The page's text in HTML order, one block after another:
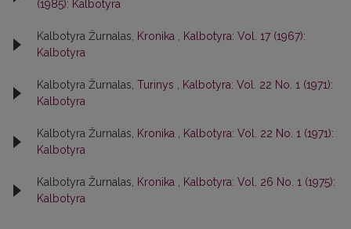
(1985): Kalbotyra
Kalbotyra Žurnalas, Kronika
Kalbotyra: Vol. 17 (1967):
Kalbotyra
Kalbotyra Žurnalas, Turinys
Kalbotyra: Vol. 22 No. 1 (1971):
Kalbotyra
Kalbotyra Žurnalas, Kronika
Kalbotyra: Vol. 22 No. 1 (1971):
Kalbotyra
Kalbotyra Žurnalas, Kronika
Kalbotyra: Vol. 26 No. 1 (1975):
Kalbotyra